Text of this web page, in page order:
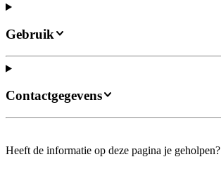
Gebruik
Contactgegevens
Heeft de informatie op deze pagina je geholpen?